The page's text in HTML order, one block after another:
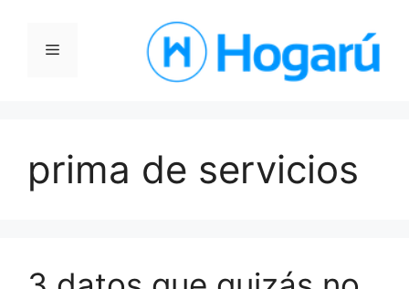
contenidoMenú
prima de servicios